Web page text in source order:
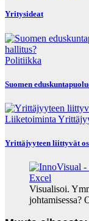
Yritysideat
Politiikka
Suomen
Liiketoiminta
Yrittäjyyteen liittyvät
Visualisoi.
johtamisessa?